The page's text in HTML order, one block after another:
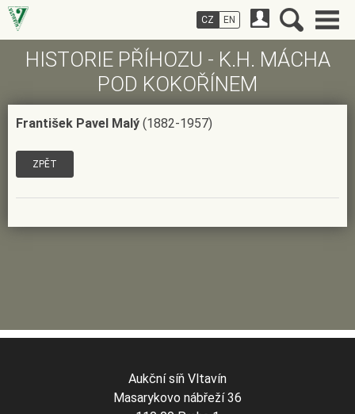
HISTORIE PŘÍHOZU - K.H. MÁCHA
POD KOKOŘÍNEM
František Pavel Malý (1882-1957)
ZPĚT
CZ EN
Aukční síň Vltavín
Masarykovo nábřeží 36